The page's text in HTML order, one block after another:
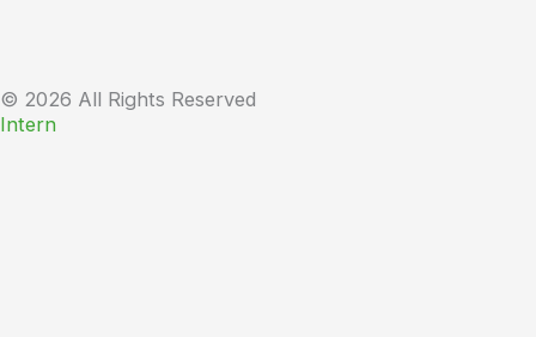
© 2026 All Rights Reserved
Intern